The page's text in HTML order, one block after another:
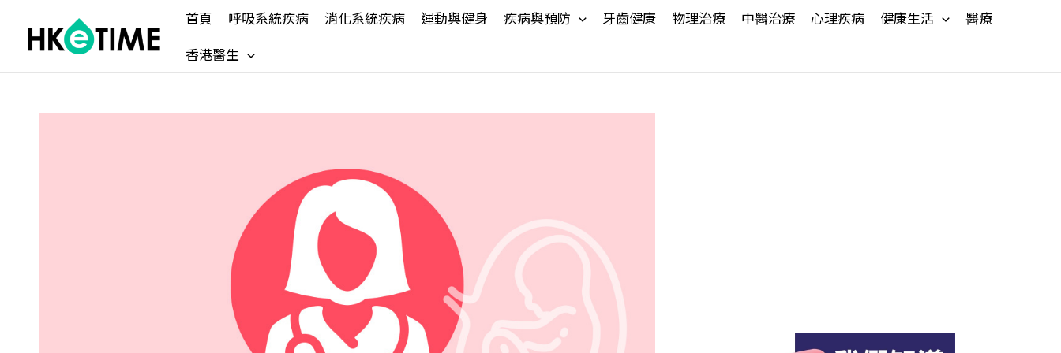
content
首頁 呼吸系統疾病 消化系統疾病 運動與健身 疾病與預防 牙齒健康 物理治療 中醫治療 心理疾病 健康生活
醫療
香港醫生